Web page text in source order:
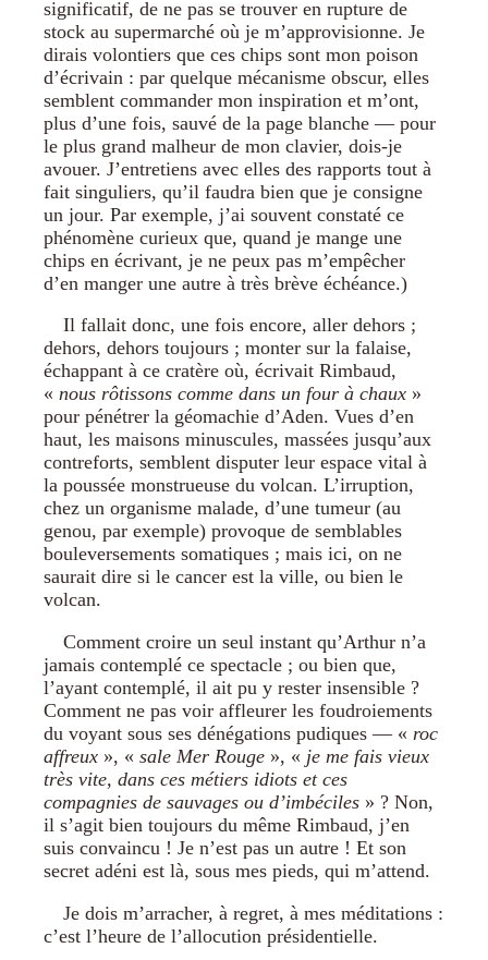
significatif, de ne pas se trouver en rupture de
stock au supermarché où je m’approvisionne. Je
dirais volontiers que ces chips sont mon poison
d’écrivain : par quelque mécanisme obscur, elles
semblent commander mon inspiration et m’ont,
plus d’une fois, sauvé de la page blanche — pour
le plus grand malheur de mon clavier, dois-je
avouer. J’entretiens avec elles des rapports tout à
fait singuliers, qu’il faudra bien que je consigne
un jour. Par exemple, j’ai souvent constaté ce
phénomène curieux que, quand je mange une
chips en écrivant, je ne peux pas m’empêcher
d’en manger une autre à très brève échéance.)
Il fallait donc, une fois encore, aller dehors ;
dehors, dehors toujours ; monter sur la falaise,
échappant à ce cratère où, écrivait Rimbaud,
« nous rôtissons comme dans un four à chaux »
pour pénétrer la géomachie d’Aden. Vues d’en
haut, les maisons minuscules, massées jusqu’aux
contreforts, semblent disputer leur espace vital à
la poussée monstrueuse du volcan. L’irruption,
chez un organisme malade, d’une tumeur (au
genou, par exemple) provoque de semblables
bouleversements somatiques ; mais ici, on ne
saurait dire si le cancer est la ville, ou bien le
volcan.
Comment croire un seul instant qu’Arthur n’a
jamais contemplé ce spectacle ; ou bien que,
l’ayant contemplé, il ait pu y rester insensible ?
Comment ne pas voir affleurer les foudroiements
du voyant sous ses dénégations pudiques — « roc
affreux », « sale Mer Rouge », « je me fais vieux
très vite, dans ces métiers idiots et ces
compagnies de sauvages ou d’imbéciles » ? Non,
il s’agit bien toujours du même Rimbaud, j’en
suis convaincu ! Je n’est pas un autre ! Et son
secret adéni est là, sous mes pieds, qui m’attend.
Je dois m’arracher, à regret, à mes méditations :
c’est l’heure de l’allocution présidentielle.